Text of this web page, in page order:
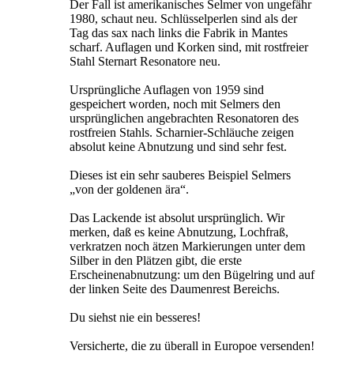
Der Fall ist amerikanisches Selmer von ungefähr
1980, schaut neu. Schlüsselperlen sind als der
Tag das sax nach links die Fabrik in Mantes
scharf. Auflagen und Korken sind, mit rostfreier
Stahl Sternart Resonatore neu.
Ursprüngliche Auflagen von 1959 sind
gespeichert worden, noch mit Selmers den
ursprünglichen angebrachten Resonatoren des
rostfreien Stahls. Scharnier-Schläuche zeigen
absolut keine Abnutzung und sind sehr fest.
Dieses ist ein sehr sauberes Beispiel Selmers
„von der goldenen ära“.
Das Lackende ist absolut ursprünglich. Wir
merken, daß es keine Abnutzung, Lochfraß,
verkratzen noch ätzen Markierungen unter dem
Silber in den Plätzen gibt, die erste
Erscheinenabnutzung: um den Bügelring und auf
der linken Seite des Daumenrest Bereichs.
Du siehst nie ein besseres!
Versicherte, die zu überall in Europoe versenden!